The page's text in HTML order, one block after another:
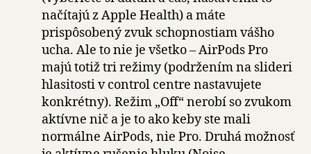
načítajú z Apple Health) a máte
prispôsobený zvuk schopnostiam vášho
ucha. Ale to nie je všetko – AirPods Pro
majú totiž tri režimy (podržením na slideri
hlasitosti v control centre nastavujete
konkrétny). Režim „Off“ nerobí so zvukom
aktívne nič a je to ako keby ste mali
normálne AirPods, nie Pro. Druhá možnosť